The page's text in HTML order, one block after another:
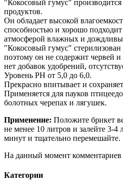
"Кокосовый гумус" производится
продуктов.
Он обладает высокой
способностью и хорошо
атмосферой влажных и
"Кокосовый гумус"
поэтому он не содержит червей
нет добавок удобрений,
Уровень PH от 5,0 до 6,0.
Прекрасно впитывает и
Применяется для пауков
болотных черепах и лягушек.
Применение: Положите брикет
не менее 10 литров и залейте 3-
минут и тщательно перемешайте.
На данный момент комментариев
Категории